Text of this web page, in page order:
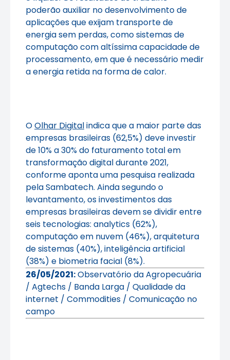
poderão auxiliar no desenvolvimento de
aplicações que exijam transporte de
energia sem perdas, como sistemas de
computação com altíssima capacidade de
processamento, em que é necessário medir
a energia retida na forma de calor.
OOlhar Digitalindica que a maior parte das
empresas brasileiras (62,5%) deve investir
de 10% a 30% do faturamento total em
transformação digital durante 2021,
conforme aponta uma pesquisa realizada
pela Sambatech. Ainda segundo o
levantamento, os investimentos das
empresas brasileiras devem se dividir entre
seis tecnologias: analytics (62%),
computação em nuvem (46%), arquitetura
de sistemas (40%), inteligência artificial
(38%) e biometria facial (8%).
26/05/2021:Observatório da Agropecuária
/ Agtechs / Banda Larga / Qualidade da
internet / Commodities / Comunicação no
campo